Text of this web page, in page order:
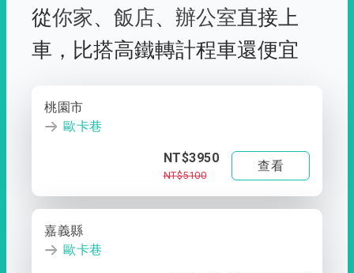
從你家、 飯店、 辦公室直接上
車， 比搭高鐵轉計程車還便宜
桃園市
歐卡巷
NT$3950
NT$5100
查看
嘉義縣
歐卡巷